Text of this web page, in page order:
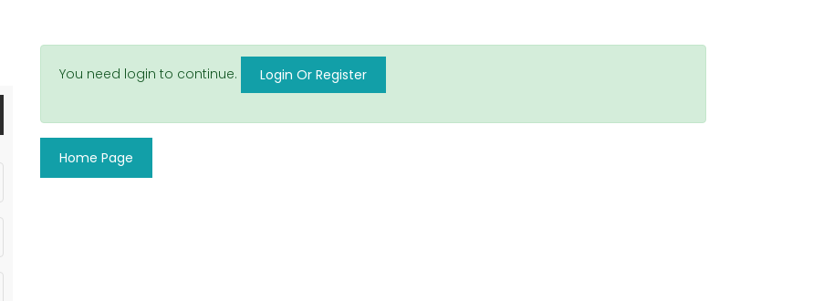
You need login to continue. Login Or Register
Home Page